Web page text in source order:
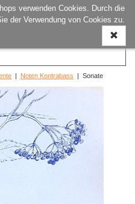
verwenden Cookies. Durch die
der Verwendung von Cookies zu.
ein-/
| Noten Kontrabass | Sonate